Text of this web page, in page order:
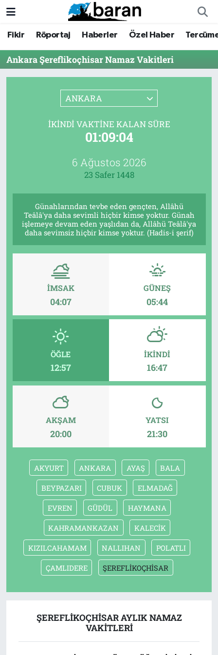
Fikir Röportaj Haberler Özel Haber
Ankara Şereflikoçhisar Namaz Vakitleri
ANKARA
İKINDI VAKTINE KALAN SÜRE
01:09:04
6 Ağustos 2026
23 Safer 1448
Günahlarından tevbe eden gençten, Allâhü
Teâlâ'ya daha sevimli hiçbir kimse yoktur. Günah
işlemeye devam eden yaşlıdan da, Allâhü Teâlâ'ya
daha sevimsiz hiçbir kimse yoktur. (Hadis-i şerif)
İMSAK
04:07
GÜNEŞ
05:44
ÖĞLE
12:57
İKINDI
16:47
AKŞAM
20:00
YATSI
21:30
AKYURT ANKARA AYAŞ BALA
BEYPAZARI CUBUK ELMADAĞ
EVREN GÜDÜL HAYMANA
KAHRAMANKAZAN KALECİK
KIZILCAHAMAM NALLIHAN POLATLI
ÇAMLIDERE ŞEREFLİKOÇHİSAR
ŞEREFLİKOÇHİSAR AYLIK NAMAZ
VAKITLERI
Fikir
Röportaj
Dergi
Tarih
Fikir
Röportaj
Dergi
İletişim
Nöbetçi Eczaneler
Hava Durumu
Tüm Manşetler
Son Dakika Haberleri